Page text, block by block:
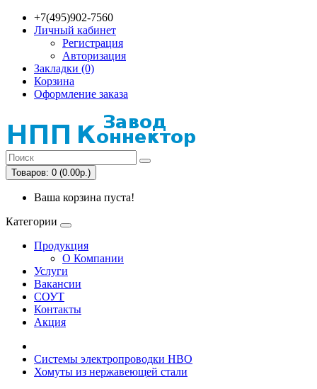
+7(495)902-7560
Личный кабинет
Регистрация
Авторизация
Закладки (0)
Корзина
Оформление заказа
Товаров: 0 (0.00р.)
Ваша корзина пуста!
Категории
Продукция
О Компании
Услуги
Вакансии
СОУТ
Контакты
Акция
Системы электропроводки НВО
Хомуты из нержавеющей стали